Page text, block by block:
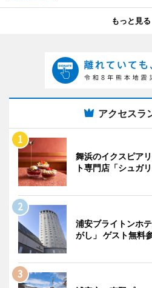
もっと見る
アクセスラ
舞浜のイクスピア
ト専門店「シュガリ
浦安ブライトンホ
がし」 ゲスト無料